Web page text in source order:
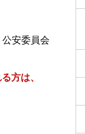
安委員会
方は、